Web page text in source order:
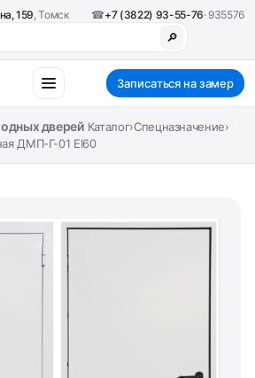
159, Томск ☎+7 (3822) 93-55-76· 935576
🔎
Записаться на замер
дверей Каталог›Спецназначение›
ДМП-Г-01 EI60